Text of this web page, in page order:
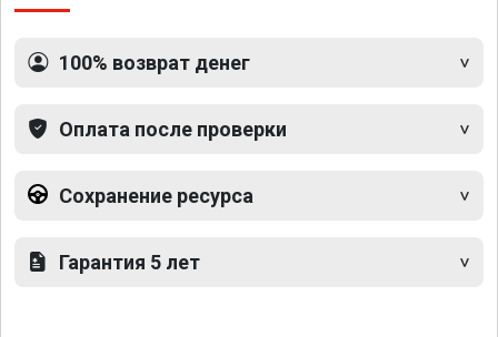
100% возврат денег
Оплата после проверки
Сохранение ресурса
Гарантия 5 лет